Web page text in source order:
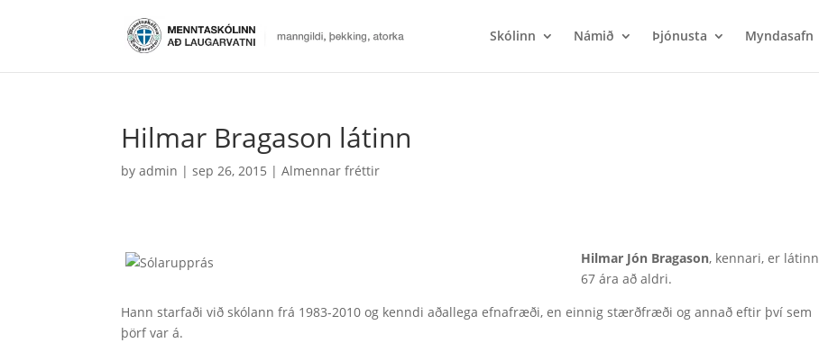
Skólinn Námið Þjónusta Myndasafn
Hilmar Bragason látinn
byadmin |sep 26, 2015 |Almennar fréttir
Hilmar Jón Bragason, kennari, er látinn
67 ára að aldri.
Hann starfaði við skólann frá 1983-2010 og kenndi aðallega efnafræði, en einnig stærðfræði og annað eftir því sem
þörf var á.